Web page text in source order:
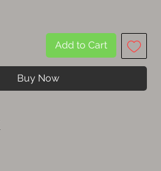
Add to Cart
Buy Now